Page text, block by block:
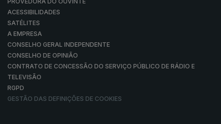
ACESSIBILIDADES
SATÉLITES
A EMPRESA
CONSELHO GERAL INDEPENDENTE
CONSELHO DE OPINIÃO
CONTRATO DE CONCESSÃO DO SERVIÇO PÚBLICO DE RÁDIO E
TELEVISÃO
RGPD
GESTÃO DAS DEFINIÇÕES DE COOKIES